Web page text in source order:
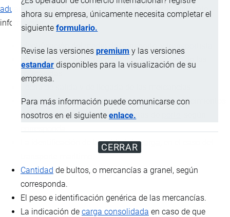
ahora su empresa, únicamente necesita completar el
siguienteformulario.
Revise las versionespremium y las versiones
estandar disponibles para la visualización de su
empresa.
Para más información puede comunicarse con
nosotros en el siguienteenlace.
CERRAR
aduana , el manifiesto de carga debe contener la siguiente
información:
Identificación del medio de transporte, ytransportista
Identificación del lugar de salida y de destino de las
Información completa de cada uno de los conocimientos
de embarque, guías aéreas o cartas de
La identificación de launidad de carga
Cantidad de bultos, o mercancías a granel, según
corresponda.
El peso e identificación genérica de las mercancías.
La indicación de carga consolidada en caso de que